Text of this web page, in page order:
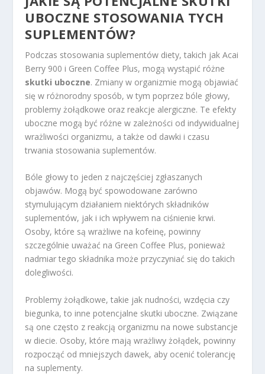
UBOCZNE STOSOWANIA TYCH
SUPLEMENTÓW?
Podczas stosowania suplementów diety, takich jak Acai
Berry 900 i Green Coffee Plus, mogą wystąpić różne
skutki uboczne. Zmiany w organizmie mogą objawiać
się w różnorodny sposób, w tym poprzez bóle głowy,
problemy żołądkowe oraz reakcje alergiczne. Te efekty
uboczne mogą być różne w zależności od indywidualnej
wrażliwości organizmu, a także od dawki i czasu
trwania stosowania suplementów.
Bóle głowy to jeden z najczęściej zgłaszanych
objawów. Mogą być spowodowane zarówno
stymulującym działaniem niektórych składników
suplementów, jak i ich wpływem na ciśnienie krwi.
Osoby, które są wrażliwe na kofeinę, powinny
szczególnie uważać na Green Coffee Plus, ponieważ
nadmiar tego składnika może przyczyniać się do takich
dolegliwości.
Problemy żołądkowe, takie jak nudności, wzdęcia czy
biegunka, to inne potencjalne skutki uboczne. Związane
są one często z reakcją organizmu na nowe substancje
w diecie. Osoby, które mają wrażliwy żołądek, powinny
rozpocząć od mniejszych dawek, aby ocenić tolerancję
na suplementy.